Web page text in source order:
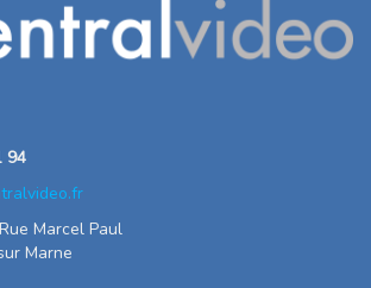
94
Marcel Paul
Marne